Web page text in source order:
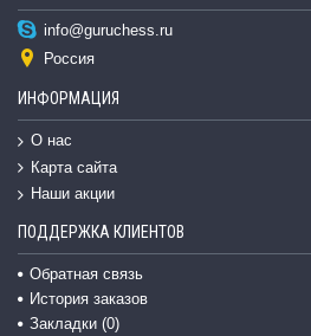
info@guruchess.ru
Россия
ИНФОРМАЦИЯ
О нас
Карта сайта
Наши акции
ПОДДЕРЖКА КЛИЕНТОВ
Обратная связь
История заказов
Закладки (0)